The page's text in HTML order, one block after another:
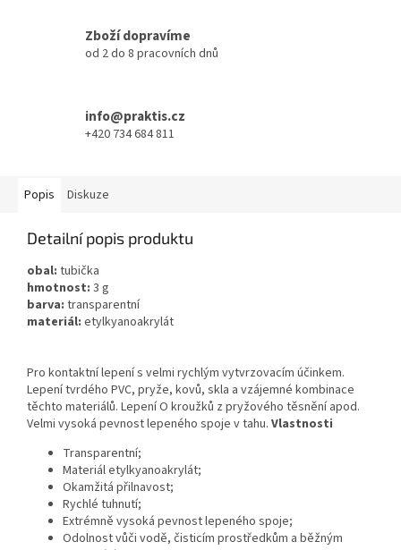
Zboží dopravíme
od 2 do 8 pracovních dnů
info@praktis.cz
+420 734 684 811
Popis Diskuze
Detailní popis produktu
obal: tubička
hmotnost: 3 g
barva: transparentní
materiál: etylkyanoakrylát
Pro kontaktní lepení s velmi rychlým vytvrzovacím účinkem.
Lepení tvrdého PVC, pryže, kovů, skla a vzájemné kombinace
těchto materiálů. Lepení O kroužků z pryžového těsnění apod.
Velmi vysoká pevnost lepeného spoje v tahu. Vlastnosti
Transparentní;
Materiál etylkyanoakrylát;
Okamžitá přilnavost;
Rychlé tuhnutí;
Extrémně vysoká pevnost lepeného spoje;
Odolnost vůči vodě, čisticím prostředkům a běžným